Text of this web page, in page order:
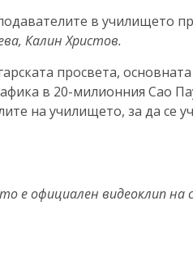
в училището
Калин Христов.
просвета, основната
в 20-милионния Сао
на училището, за да се
е официален видеоклип на